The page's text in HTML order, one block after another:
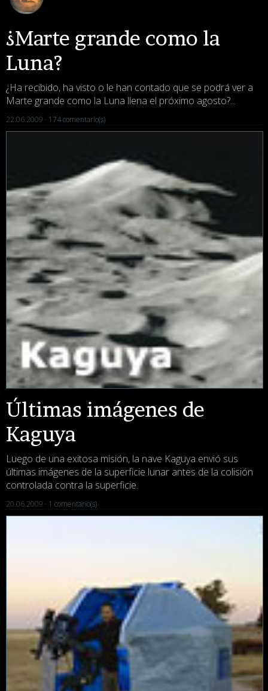
¿Marte grande como la
Luna?
¿Ha recibido, ha visto o le han contado que se podrá ver a
Marte grande como la Luna llena el próximo agosto?...
22.06.2009 · 174 comentario(s)
Últimas imágenes de
Kaguya
Luego de una exitosa misión, la nave Kaguya envió sus
últimas imágenes de la superficie lunar antes de la colisión
controlada contra la superficie.
20.06.2009 · 1 comentario(s)